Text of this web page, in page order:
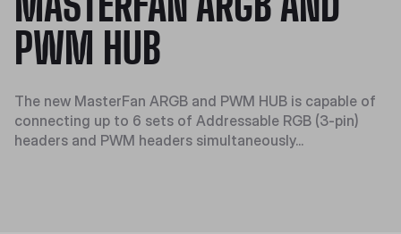
PWM HUB
The new MasterFan ARGB and PWM HUB is capable of
connecting up to 6 sets of Addressable RGB (3-pin)
headers and PWM headers simultaneously...